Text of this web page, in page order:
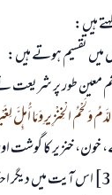
ہیں:
تقسیم ہوتے ہیں:
طور پر شریعت
وَلَحْمُ الْخِنْزِيرِ وَمَا أُهِلَّ
خون، خنزیر کا گوشت